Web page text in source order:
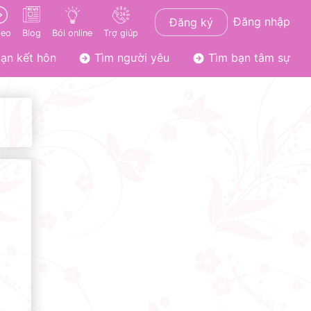
Blog Bói online Trợ giúp
Đăng ký Đăng nhập
kết hôn Tìm người yêu Tìm bạn tâm sự